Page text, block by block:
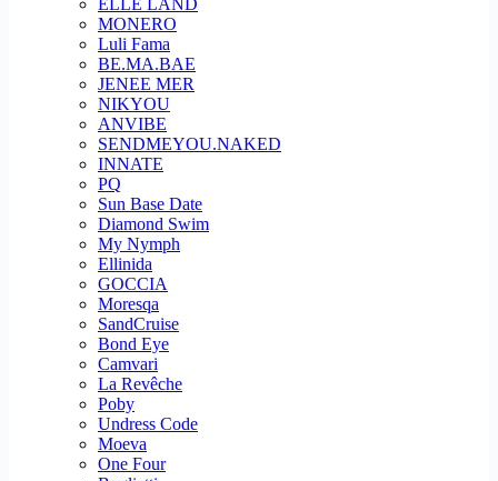
ELLE LAND
MONERO
Luli Fama
BE.MA.BAE
JENEE MER
NIKYOU
ANVIBE
SENDMEYOU.NAKED
INNATE
PQ
Sun Base Date
Diamond Swim
My Nymph
Ellinida
GOCCIA
Moresqa
SandCruise
Bond Eye
Camvari
La Revêche
Poby
Undress Code
Moeva
One Four